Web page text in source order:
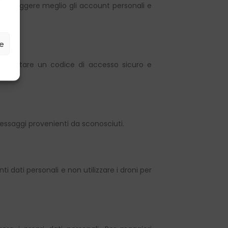
meglio gli account personali e
un codice di accesso sicuro e
provenienti da sconosciuti.
dati personali e non utilizzare i droni per